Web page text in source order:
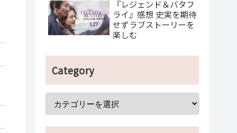
『レジェンド＆バタフ
ライ』感想 史実を期待
せずラブストーリーを
楽しむ
Category